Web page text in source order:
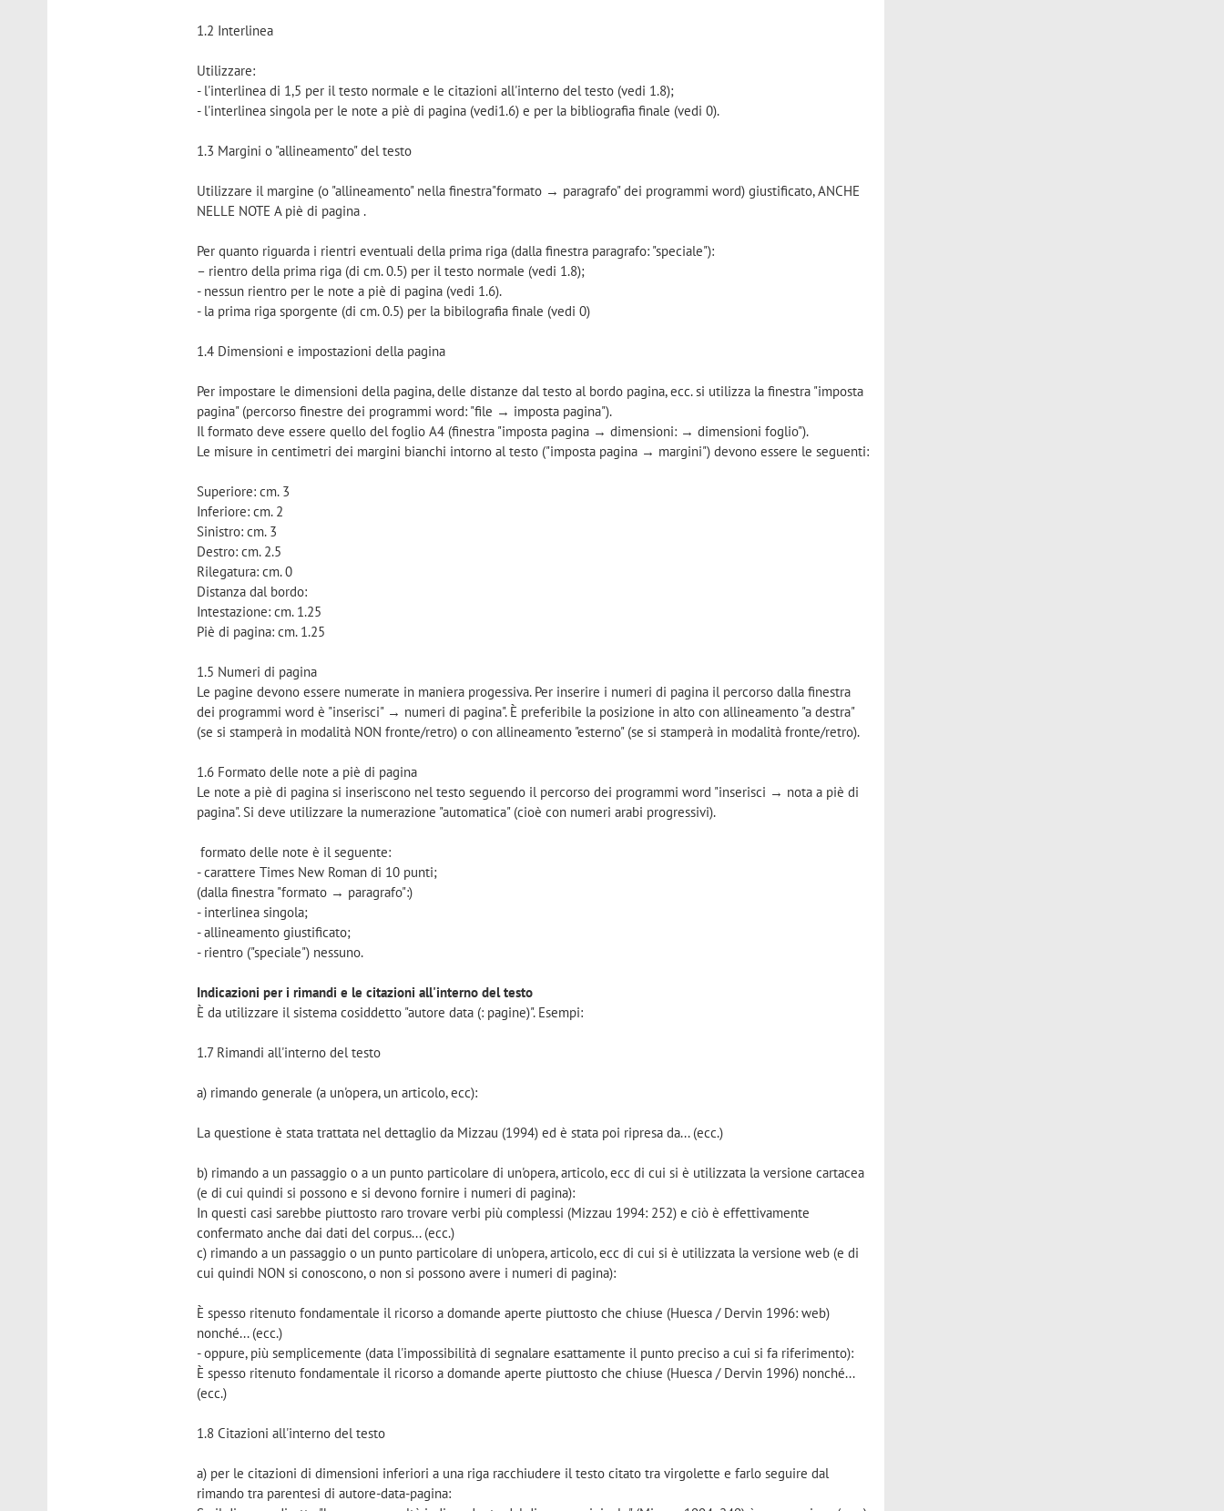
1.2 Interlinea
Utilizzare:
- l'interlinea di 1,5 per il testo normale e le citazioni all'interno del testo (vedi 1.8);
- l'interlinea singola per le note a piè di pagina (vedi1.6) e per la bibliografia finale (vedi 0).
1.3 Margini o "allineamento" del testo
Utilizzare il margine (o "allineamento" nella finestra"formato → paragrafo" dei programmi word) giustificato, ANCHE
NELLE NOTE A piè di pagina .
Per quanto riguarda i rientri eventuali della prima riga (dalla finestra paragrafo: "speciale"):
– rientro della prima riga (di cm. 0.5) per il testo normale (vedi 1.8);
- nessun rientro per le note a piè di pagina (vedi 1.6).
- la prima riga sporgente (di cm. 0.5) per la bibilografia finale (vedi 0)
1.4 Dimensioni e impostazioni della pagina
Per impostare le dimensioni della pagina, delle distanze dal testo al bordo pagina, ecc. si utilizza la finestra "imposta
pagina" (percorso finestre dei programmi word: "file → imposta pagina").
Il formato deve essere quello del foglio A4 (finestra "imposta pagina → dimensioni: → dimensioni foglio").
Le misure in centimetri dei margini bianchi intorno al testo ("imposta pagina → margini") devono essere le seguenti:
Superiore: cm. 3
Inferiore: cm. 2
Sinistro: cm. 3
Destro: cm. 2.5
Rilegatura: cm. 0
Distanza dal bordo:
Intestazione: cm. 1.25
Piè di pagina: cm. 1.25
1.5 Numeri di pagina
Le pagine devono essere numerate in maniera progessiva. Per inserire i numeri di pagina il percorso dalla finestra
dei programmi word è "inserisci" → numeri di pagina". È preferibile la posizione in alto con allineamento "a destra"
(se si stamperà in modalità NON fronte/retro) o con allineamento "esterno" (se si stamperà in modalità fronte/retro).
1.6 Formato delle note a piè di pagina
Le note a piè di pagina si inseriscono nel testo seguendo il percorso dei programmi word "inserisci → nota a piè di
pagina". Si deve utilizzare la numerazione "automatica" (cioè con numeri arabi progressivi).
formato delle note è il seguente:
- carattere Times New Roman di 10 punti;
(dalla finestra "formato → paragrafo":)
- interlinea singola;
- allineamento giustificato;
- rientro ("speciale") nessuno.
Indicazioni per i rimandi e le citazioni all'interno del testo
È da utilizzare il sistema cosiddetto "autore data (: pagine)". Esempi:
1.7 Rimandi all'interno del testo
a) rimando generale (a un'opera, un articolo, ecc):
La questione è stata trattata nel dettaglio da Mizzau (1994) ed è stata poi ripresa da... (ecc.)
b) rimando a un passaggio o a un punto particolare di un'opera, articolo, ecc di cui si è utilizzata la versione cartacea
(e di cui quindi si possono e si devono fornire i numeri di pagina):
In questi casi sarebbe piuttosto raro trovare verbi più complessi (Mizzau 1994: 252) e ciò è effettivamente
confermato anche dai dati del corpus... (ecc.)
c) rimando a un passaggio o un punto particolare di un'opera, articolo, ecc di cui si è utilizzata la versione web (e di
cui quindi NON si conoscono, o non si possono avere i numeri di pagina):
È spesso ritenuto fondamentale il ricorso a domande aperte piuttosto che chiuse (Huesca / Dervin 1996: web)
nonché... (ecc.)
- oppure, più semplicemente (data l'impossibilità di segnalare esattamente il punto preciso a cui si fa riferimento):
È spesso ritenuto fondamentale il ricorso a domande aperte piuttosto che chiuse (Huesca / Dervin 1996) nonché...
(ecc.)
1.8 Citazioni all'interno del testo
a) per le citazioni di dimensioni inferiori a una riga racchiudere il testo citato tra virgolette e farlo seguire dal
rimando tra parentesi di autore-data-pagina: